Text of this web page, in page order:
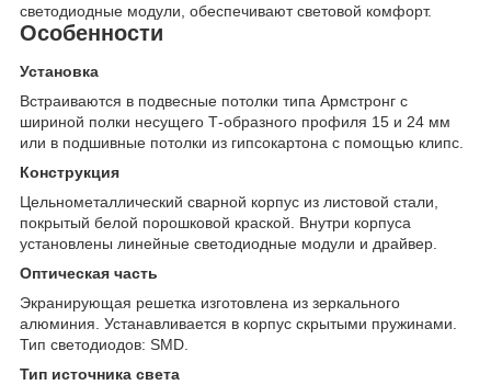
светодиодные модули, обеспечивают световой комфорт.
Особенности
Установка
Встраиваются в подвесные потолки типа Армстронг с
шириной полки несущего Т-образного профиля 15 и 24 мм
или в подшивные потолки из гипсокартона с помощью клипс.
Конструкция
Цельнометаллический сварной корпус из листовой стали,
покрытый белой порошковой краской. Внутри корпуса
установлены линейные светодиодные модули и драйвер.
Оптическая часть
Экранирующая решетка изготовлена из зеркального
алюминия. Устанавливается в корпус скрытыми пружинами.
Тип светодиодов: SMD.
Тип источника света